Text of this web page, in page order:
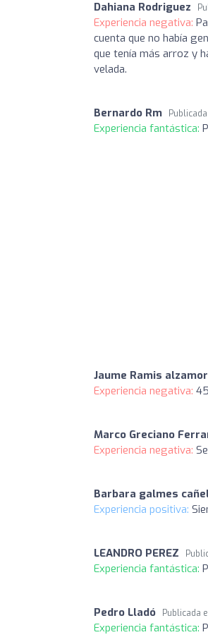
Dahiana Rodriguez
Experiencia negativa:
cuenta que no había
que tenía más arroz y
velada.
Bernardo Rm
Experiencia fantástica:
Jaume Ramis
Experiencia negativa:
Marco Greciano
Experiencia negativa:
Barbara galmes
Experiencia positiva:
LEANDRO PEREZ
Experiencia fantástica:
Pedro Lladó Publicada
Experiencia fantástica: